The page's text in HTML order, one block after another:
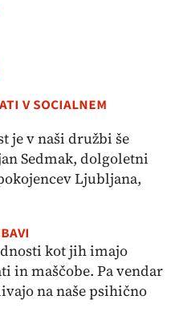
v socialnem
je v naši družbi še
Sedmak, dolgoletni
Ljubljana,
kot jih imajo
in maščobe. Pa vendar
na naše psihično